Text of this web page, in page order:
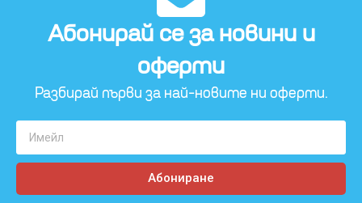
Абонирай се за новини и
оферти​
Разбирай първи за най-новите ни оферти.
Абониране